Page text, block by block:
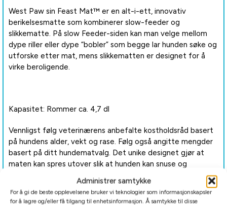
Administrer samtykke
For å gi de beste opplevelsene bruker vi teknologier som informasjonskapsler
for å lagre og/eller få tilgang til enhetsinformasjon. Å samtykke til disse
West Paw sin Feast Mat™ er en alt-i-ett, innovativ
berikelsesmatte som kombinerer slow-feeder og
slikkematte. På slow Feeder-siden kan man velge mellom
dype riller eller dype “bobler” som begge lar hunden søke og
utforske etter mat, mens slikkematten er designet for å
virke beroligende.
Kapasitet: Rommer ca. 4,7 dl
Vennligst følg veterinærens anbefalte kostholdsråd basert
på hundens alder, vekt og rase. Følg også angitte mengder
basert på ditt hundematvalg. Det unike designet gjør at
maten kan spres utover slik at hunden kan snuse og
Bredde: 25cm